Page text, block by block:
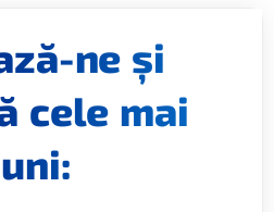
ne și
cele mai